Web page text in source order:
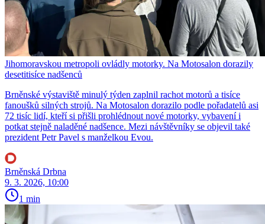
Jihomoravskou metropoli ovládly motorky. Na Motosalon dorazily
desetitisíce nadšenců
Brněnské výstaviště minulý týden zaplnil rachot motorů a tisíce
fanoušků silných strojů. Na Motosalon dorazilo podle pořadatelů asi
72 tisíc lidí, kteří si přišli prohlédnout nové motorky, vybavení i
potkat stejně naladěné nadšence. Mezi návštěvníky se objevil také
prezident Petr Pavel s manželkou Evou.
Brněnská Drbna
9. 3. 2026, 10:00
1 min